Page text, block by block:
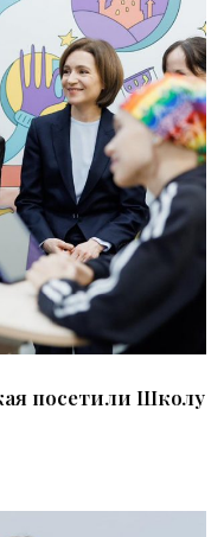
посетили Школу